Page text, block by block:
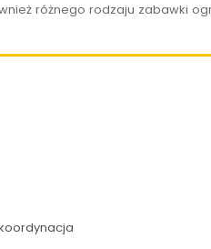
różnego rodzaju zabawki